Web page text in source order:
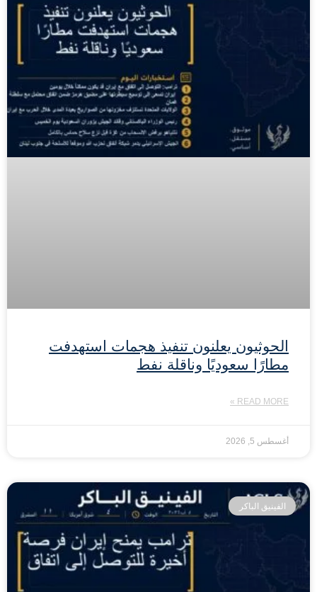
الحوثيون يعلنون تنفيذ هجمات استهدفت
مطارًا سعوديًا وناقلة نفط
READ MORE »
أغسطس 5, 2026
الفينيق الباكر